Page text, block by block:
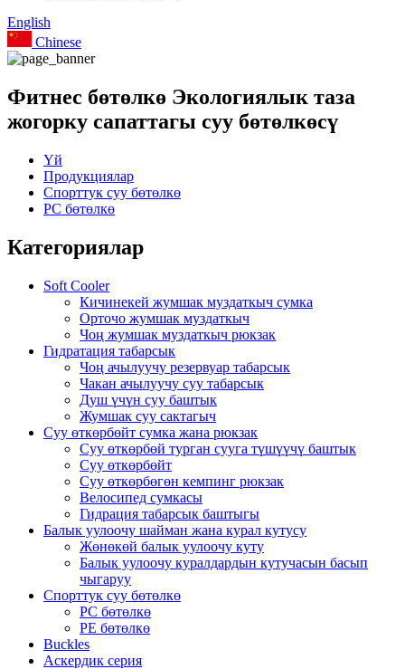
English
Chinese
Фитнес бөтөлкө Экологиялык таза
жогорку сапаттагы суу бөтөлкөсү
Үй
Продукциялар
Спорттук суу бөтөлкө
PC бөтөлкө
Категориялар
Soft Cooler
Кичинекей жумшак муздаткыч сумка
Орточо жумшак муздаткыч
Чоң жумшак муздаткыч рюкзак
Гидратация табарсык
Чоң ачылуучу резервуар табарсык
Чакан ачылуучу суу табарсык
Душ үчүн суу баштык
Жумшак суу сактагыч
Суу өткөрбөйт сумка жана рюкзак
Суу өткөрбөй турган сууга түшүүчү баштык
Суу өткөрбөйт
Суу өткөрбөгөн кемпинг рюкзак
Велосипед сумкасы
Гидрация табарсык баштыгы
Балык уулоочу шайман жана курал кутусу
Жөнөкөй балык уулоочу куту
Балык уулоочу куралдардын кутучасын басып
чыгаруу
Спорттук суу бөтөлкө
PC бөтөлкө
PE бөтөлкө
Buckles
Аскердик серия